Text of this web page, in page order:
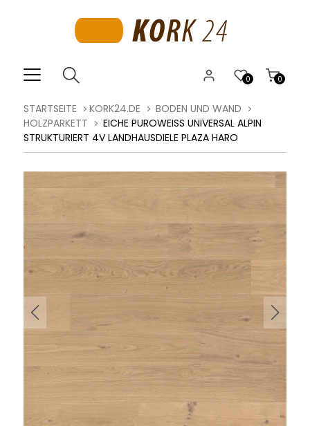
0
0
STARTSEITE KORK24.DE
BODEN UND WAND
HOLZPARKETT
EICHE PUROWEISS UNIVERSAL ALPIN S
TRUKTURIERT 4V LANDHAUSDIELE PLAZA HARO